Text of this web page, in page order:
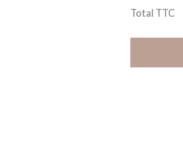
Total TTC